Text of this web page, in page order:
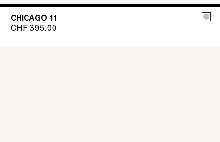
CHICAGO 11
CHF395.00